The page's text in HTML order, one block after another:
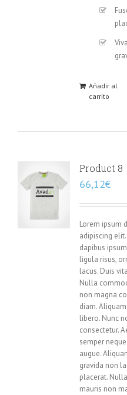
Añadir al
carrito
Product 8
66,12€
Lorem ipsum
adipiscing
dapibus
ligula risus,
lacus. Duis
Nulla
non magna
diam.
libero. Nunc
consectetur.
semper
augue.
gravida non
placerat.
mauris non